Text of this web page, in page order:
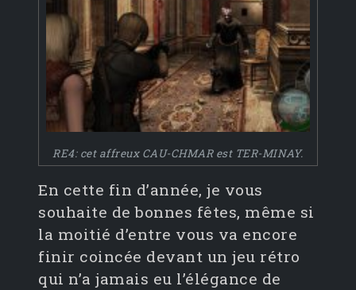
RE4: cet affreux CAU-CHMAR est TER-MINAY.
En cette fin d’année, je vous
souhaite de bonnes fêtes, même si
la moitié d’entre vous va encore
finir coincée devant un jeu rétro
qui n’a jamais eu l’élégance de